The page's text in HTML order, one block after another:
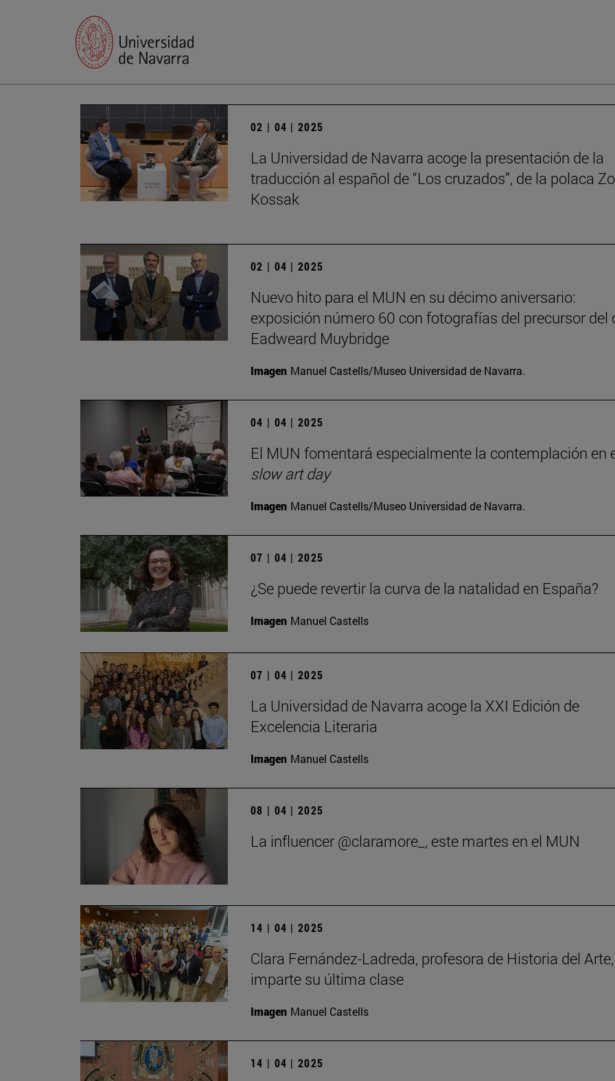
02 | 04 | 2025
La Universidad de Navarra acoge la presentación de la
traducción al español de “Los cruzados”, de la polaca
Kossak
02 | 04 | 2025
Nuevo hito para el MUN en su décimo aniversario:
exposición número 60 con fotografías del precursor del
Eadweard Muybridge
Imagen Manuel Castells/Museo Universidad de Navarra.
04 | 04 | 2025
El MUN fomentará especialmente la contemplación en
slow art day
Imagen Manuel Castells/Museo Universidad de Navarra.
07 | 04 | 2025
¿Se puede revertir la curva de la natalidad en España?
Imagen Manuel Castells
07 | 04 | 2025
La Universidad de Navarra acoge la XXI Edición de
Excelencia Literaria
Imagen Manuel Castells
08 | 04 | 2025
La influencer @claramore_, este martes en el MUN
14 | 04 | 2025
Clara Fernández-Ladreda, profesora de Historia del Arte,
imparte su última clase
Imagen Manuel Castells
14 | 04 | 2025